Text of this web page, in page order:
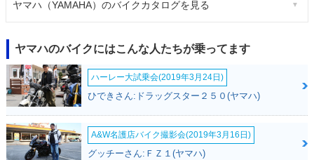
ヤマハ（YAMAHA）のバイクカタログを見る
ヤマハのバイクにはこんな人たちが乗ってます
ハーレー大試乗会(2019年3月24日)
ひできさん:ドラッグスター２５０(ヤマハ)
A&W名護店バイク撮影会(2019年3月16日)
グッチーさん:ＦＺ１(ヤマハ)